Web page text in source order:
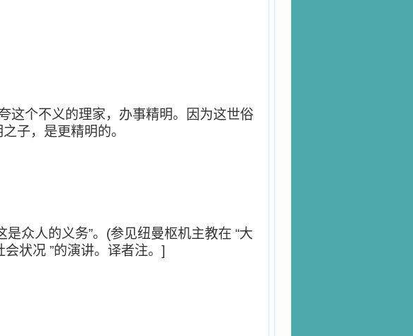
这个不义的理家，办事精明。因为这世俗
子，是更精明的。
是众人的义务”。(参见纽曼枢机主教在 “大
状况 ”的演讲。译者注。]